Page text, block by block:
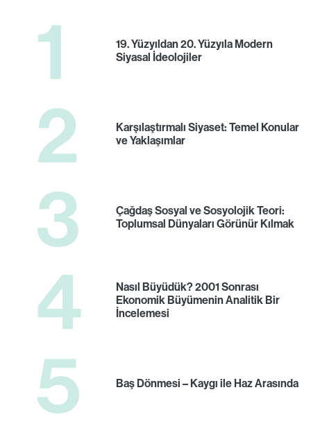
1
19. Yüzyıldan 20. Yüzyıla Modern
Siyasal İdeolojiler
2
Karşılaştırmalı Siyaset: Temel Konular
ve Yaklaşımlar
3
Çağdaş Sosyal ve Sosyolojik Teori:
Toplumsal Dünyaları Görünür Kılmak
4
Nasıl Büyüdük? 2001 Sonrası
Ekonomik Büyümenin Analitik Bir
İncelemesi
5 Baş Dönmesi – Kaygı ile Haz Arasında